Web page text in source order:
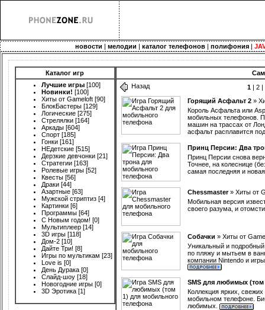
новости |мелодии |каталог телефонов |полифония |
Каталог игр
Лучшие игры [100]
Новинки! [100]
Хиты от Gameloft [90]
БлокБастеры [129]
Логические [275]
Стрелялки [164]
Аркады [604]
Спорт [185]
Гонки [161]
НЕдетские [515]
Дерзкие девчонки [21]
Стратегии [163]
Ролевые игры [52]
Квесты [56]
Драки [44]
Азартные [63]
Мужской стриптиз [4]
Картинки [6]
Программы [64]
С Новым годом! [0]
Мультиплеер [14]
3D игры [118]
Дом-2 [10]
Дайте Три! [8]
Игры по мультикам [23]
Love is [0]
День Дурака [0]
Слайд-шоу [18]
Новогодние игры [0]
3D Эротика [1]
Назад
1 |2 |
Горящий Асфальт 2 »
Король Асфальта или
мобильных телефонов.
машин на трассах от
асфальт расплавится
Принц Персии: Два
Принц Персии снова
Точнее, на колеснице
самая последняя и
Chessmaster» Хиты от
Мобильная версия
своего разума, и
Собачки » Хиты от
Уникальный и
по пляжу и мытьем в
компании Nintendo и
SMS для любимых (том
Коллекция ярких,
мобильном телефоне.
любимых.